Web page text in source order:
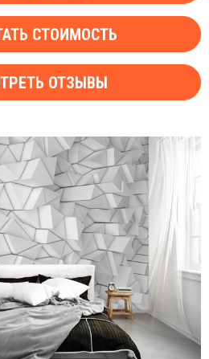
СТОИМОСТЬ
ОТЗЫВЫ